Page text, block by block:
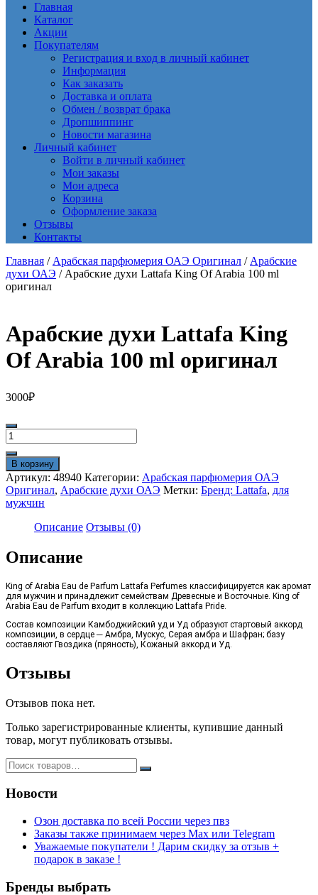
Главная
Каталог
Акции
Покупателям
Регистрация и вход в личный кабинет
Информация
Как заказать
Доставка и оплата
Обмен / возврат брака
Дропшиппинг
Новости магазина
Личный кабинет
Войти в личный кабинет
Мои заказы
Мои адреса
Корзина
Оформление заказа
Отзывы
Контакты
Главная / Арабская парфюмерия ОАЭ Оригинал / Арабские
духи ОАЭ / Арабские духи Lattafa King Of Arabia 100 ml
оригинал
Арабские духи Lattafa King
Of Arabia 100 ml оригинал
3000₽
Количество
товара
Арабские
духи
Lattafa
King
Of
Arabia
ml
оригинал
В корзину
Артикул: 48940 Категории: Арабская парфюмерия ОАЭ
Оригинал, Арабские духи ОАЭ Метки: Бренд: Lattafa, для
мужчин
Описание Отзывы (0)
Описание
King of Arabia Eau de Parfum Lattafa Perfumes классифицируется как аромат
для мужчин и принадлежит семействам Древесные и Восточные. King of
Arabia Eau de Parfum входит в коллекцию Lattafa Pride.
Состав композиции Камбоджийский уд и Уд образуют стартовый аккорд
композиции, в сердце ─ Амбра, Мускус, Серая амбра и Шафран; базу
составляют Гвоздика (пряность), Кожаный аккорд и Уд.
Отзывы
Отзывов пока нет.
Только зарегистрированные клиенты, купившие данный
товар, могут публиковать отзывы.
Новости
Озон доставка по всей России через пвз
Заказы также принимаем через Max или Telegram
Уважаемые покупатели ! Дарим скидку за отзыв +
подарок в заказе !
Бренды выбрать